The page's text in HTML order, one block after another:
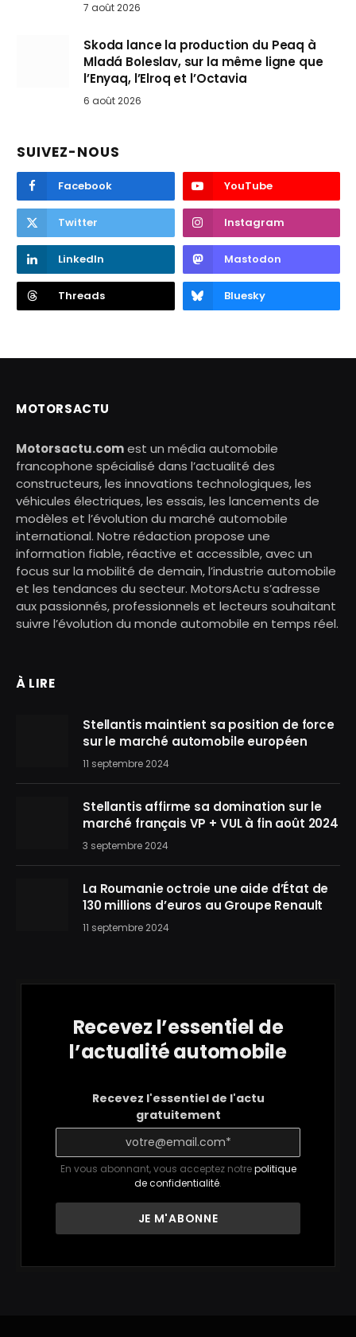
7 août 2026
Skoda lance la production du Peaq à
Mladá Boleslav, sur la même ligne que
l’Enyaq, l’Elroq et l’Octavia
6 août 2026
SUIVEZ-NOUS
Facebook YouTube
Twitter Instagram
LinkedIn Mastodon
Threads Bluesky
MOTORSACTU
Motorsactu.comest un média automobile
francophone spécialisé dans l’actualité des
constructeurs, les innovations technologiques, les
véhicules électriques, les essais, les lancements de
modèles et l’évolution du marché automobile
international. Notre rédaction propose une
information fiable, réactive et accessible, avec un
focus sur la mobilité de demain, l’industrie automobile
et les tendances du secteur. MotorsActu s’adresse
aux passionnés, professionnels et lecteurs souhaitant
suivre l’évolution du monde automobile en temps réel.
À LIRE
Stellantis maintient sa position de force
sur le marché automobile européen
11 septembre 2024
Stellantis affirme sa domination sur le
marché français VP + VUL à fin août 2024
3 septembre 2024
La Roumanie octroie une aide d’État de
130 millions d’euros au Groupe Renault
11 septembre 2024
Recevez l’essentiel de
l’actualité automobile
Recevez l'essentiel de l'actu
gratuitement
En vous abonnant, vous acceptez notrepolitique
de confidentialité.